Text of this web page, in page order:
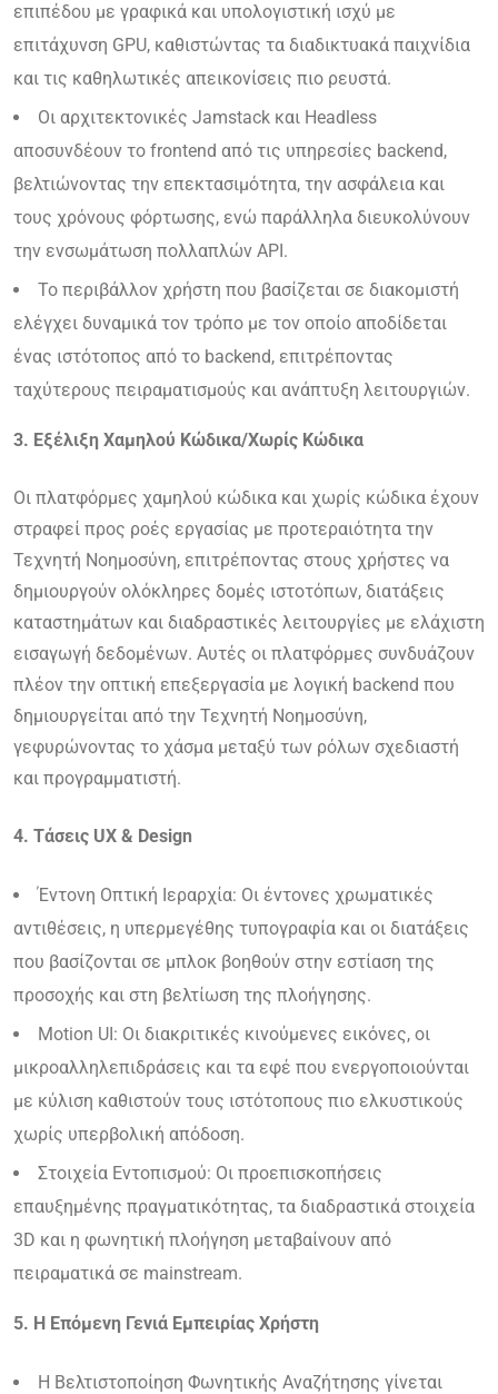
επιπέδου με γραφικά και υπολογιστική ισχύ με
επιτάχυνση GPU, καθιστώντας τα διαδικτυακά παιχνίδια
και τις καθηλωτικές απεικονίσεις πιο ρευστά.
Οι αρχιτεκτονικές Jamstack και Headless
αποσυνδέουν το frontend από τις υπηρεσίες backend,
βελτιώνοντας την επεκτασιμότητα, την ασφάλεια και
τους χρόνους φόρτωσης, ενώ παράλληλα διευκολύνουν
την ενσωμάτωση πολλαπλών API.
Το περιβάλλον χρήστη που βασίζεται σε διακομιστή
ελέγχει δυναμικά τον τρόπο με τον οποίο αποδίδεται
ένας ιστότοπος από το backend, επιτρέποντας
ταχύτερους πειραματισμούς και ανάπτυξη λειτουργιών.
3. Εξέλιξη Χαμηλού Κώδικα/Χωρίς Κώδικα
Οι πλατφόρμες χαμηλού κώδικα και χωρίς κώδικα έχουν
στραφεί προς ροές εργασίας με προτεραιότητα την
Τεχνητή Νοημοσύνη, επιτρέποντας στους χρήστες να
δημιουργούν ολόκληρες δομές ιστοτόπων, διατάξεις
καταστημάτων και διαδραστικές λειτουργίες με ελάχιστη
εισαγωγή δεδομένων. Αυτές οι πλατφόρμες συνδυάζουν
πλέον την οπτική επεξεργασία με λογική backend που
δημιουργείται από την Τεχνητή Νοημοσύνη,
γεφυρώνοντας το χάσμα μεταξύ των ρόλων σχεδιαστή
και προγραμματιστή.
4. Τάσεις UX & Design
Έντονη Οπτική Ιεραρχία: Οι έντονες χρωματικές
αντιθέσεις, η υπερμεγέθης τυπογραφία και οι διατάξεις
που βασίζονται σε μπλοκ βοηθούν στην εστίαση της
προσοχής και στη βελτίωση της πλοήγησης.
Motion UI: Οι διακριτικές κινούμενες εικόνες, οι
μικροαλληλεπιδράσεις και τα εφέ που ενεργοποιούνται
με κύλιση καθιστούν τους ιστότοπους πιο ελκυστικούς
χωρίς υπερβολική απόδοση.
Στοιχεία Εντοπισμού: Οι προεπισκοπήσεις
επαυξημένης πραγματικότητας, τα διαδραστικά στοιχεία
3D και η φωνητική πλοήγηση μεταβαίνουν από
πειραματικά σε mainstream.
5. Η Επόμενη Γενιά Εμπειρίας Χρήστη
Η Βελτιστοποίηση Φωνητικής Αναζήτησης γίνεται